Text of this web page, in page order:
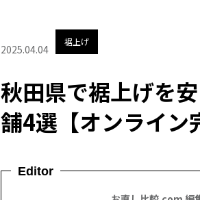
2025.04.04
裾上げ
秋田県で裾上げを
舗4選【オンライン
Editor